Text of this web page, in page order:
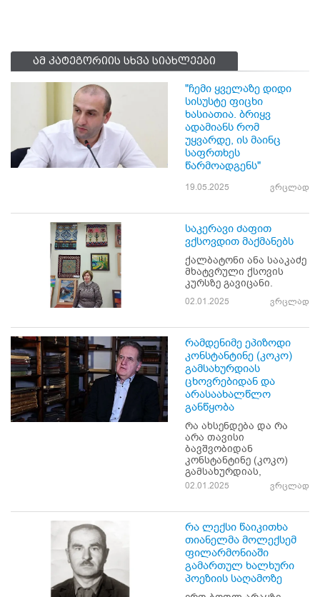
ამ კატეგორიის სხვა სიახლეები
"ჩემი ყველაზე დიდი
სისუსტე ფიცხი
ხასიათია. ბრიყვ
ადამიანს რომ
უყვარდე, ის მაინც
საფრთხეს
წარმოადგენს"
19.05.2025 ვრცლად
საკერავი ძაფით
ვქსოვდით მაქმანებს
ქალბატონი ანა სააკაძე
მხატვრული ქსოვის
კურსზე გავიცანი.
02.01.2025 ვრცლად
რამდენიმე ეპიზოდი
კონსტანტინე (კოკო)
გამსახურდიას
ცხოვრებიდან და
არასაახალწლო
განწყობა
რა ახსენდება და რა
არა თავისი
ბავშვობიდან
კონსტანტინე (კოკო)
გამსახურდიას,
02.01.2025 ვრცლად
რა ლექსი წაიკითხა
თიანელმა მოლექსემ
ფილარმონიაში
გამართულ ხალხური
პოეზიის საღამოზე